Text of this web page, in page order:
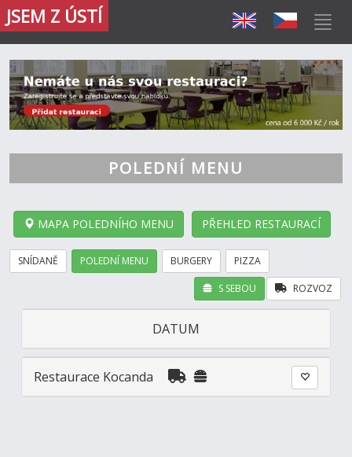
JSEM Z ÚSTÍ
POLEDNÍ MENU
MAPA POLEDNÍHO MENU PŘEHLED RESTAURACÍ
SNÍDANĚ POLEDNÍ MENU BURGERY PIZZA
ROZVOZ
S SEBOU
DATUM
Restaurace Kocanda